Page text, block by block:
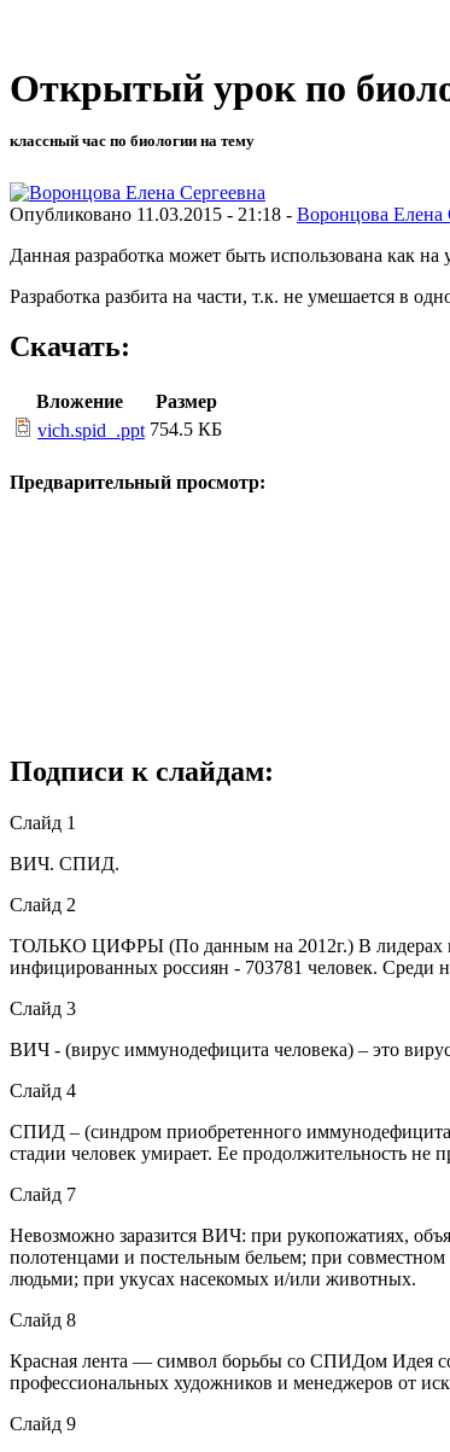
Открытый урок по
классный час по биологии на тему
Опубликовано 11.03.2015 - 21:18 - Воронцова Елена
Данная разработка может быть использована как на
Разработка разбита на части, т.к. не умешается в
Скачать:
Вложение
Размер
vich.spid_.ppt 754.5 КБ
Предварительный просмотр:
Подписи к слайдам:
Слайд 1
ВИЧ. СПИД.
Слайд 2
ТОЛЬКО ЦИФРЫ (По данным на 2012г.) В лидерах
инфицированных россиян - 703781 человек. Среди
Слайд 3
ВИЧ - (вирус иммунодефицита человека) – это
Слайд 4
СПИД – (синдром приобретенного иммунодефицита)
стадии человек умирает. Ее продолжительность не
Слайд 7
Невозможно заразится ВИЧ: при рукопожатиях,
полотенцами и постельным бельем; при
людьми; при укусах насекомых и/или животных.
Слайд 8
Красная лента — символ борьбы со СПИДом Идея
профессиональных художников и менеджеров от
Слайд 9